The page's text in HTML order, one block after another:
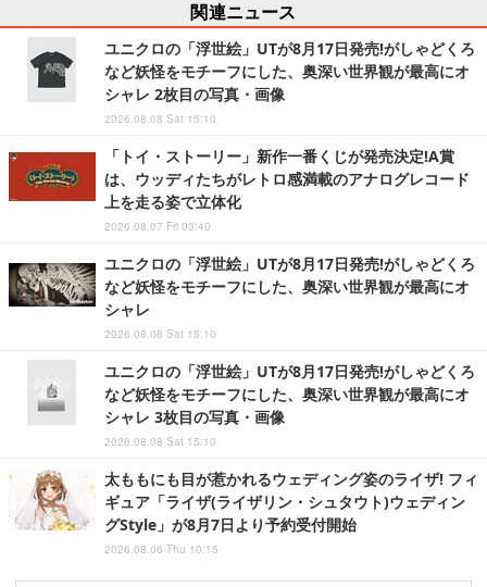
関連ニュース
ユニクロの「浮世絵」UTが8月17日発売!がしゃどくろ
など妖怪をモチーフにした、奥深い世界観が最高にオ
シャレ 2枚目の写真・画像
2026.08.08 Sat 15:10
「トイ・ストーリー」新作一番くじが発売決定!A賞
は、ウッディたちがレトロ感満載のアナログレコード
上を走る姿で立体化
2026.08.07 Fri 03:40
ユニクロの「浮世絵」UTが8月17日発売!がしゃどくろ
など妖怪をモチーフにした、奥深い世界観が最高にオ
シャレ
2026.08.08 Sat 15:10
ユニクロの「浮世絵」UTが8月17日発売!がしゃどくろ
など妖怪をモチーフにした、奥深い世界観が最高にオ
シャレ 3枚目の写真・画像
2026.08.08 Sat 15:10
太ももにも目が惹かれるウェディング姿のライザ! フィ
ギュア「ライザ(ライザリン・シュタウト)ウェディン
グStyle」が8月7日より予約受付開始
2026.08.06 Thu 10:15